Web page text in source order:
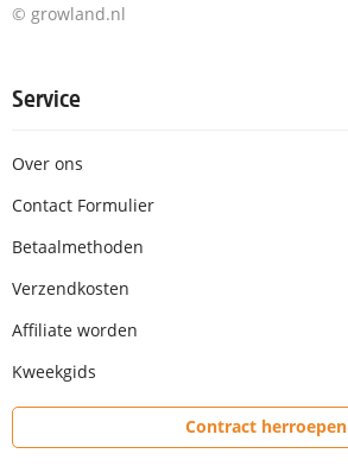
© growland.nl
Service
Over ons
Contact Formulier
Betaalmethoden
Verzendkosten
Affiliate worden
Kweekgids
Contract herroepen